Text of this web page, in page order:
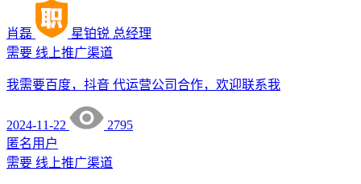
肖磊 星铂锐 总经理
需要 线上推广渠道
我需要百度，抖音 代运营公司合作，欢迎联系我
2024-11-22
2795
匿名用户
需要 线上推广渠道